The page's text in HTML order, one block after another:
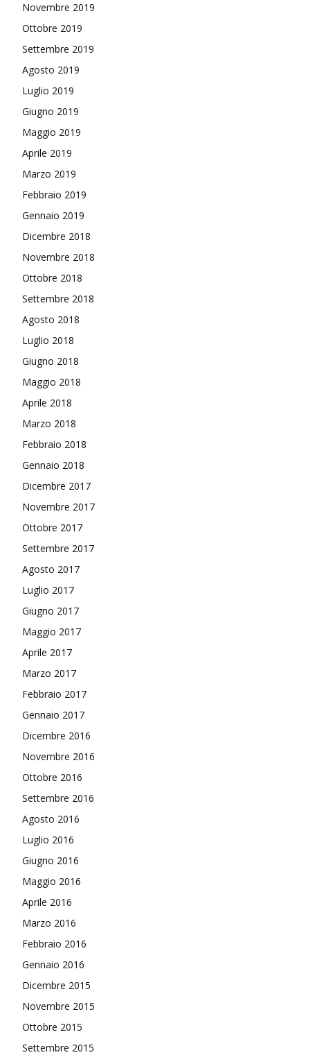
Novembre 2019
Ottobre 2019
Settembre 2019
Agosto 2019
Luglio 2019
Giugno 2019
Maggio 2019
Aprile 2019
Marzo 2019
Febbraio 2019
Gennaio 2019
Dicembre 2018
Novembre 2018
Ottobre 2018
Settembre 2018
Agosto 2018
Luglio 2018
Giugno 2018
Maggio 2018
Aprile 2018
Marzo 2018
Febbraio 2018
Gennaio 2018
Dicembre 2017
Novembre 2017
Ottobre 2017
Settembre 2017
Agosto 2017
Luglio 2017
Giugno 2017
Maggio 2017
Aprile 2017
Marzo 2017
Febbraio 2017
Gennaio 2017
Dicembre 2016
Novembre 2016
Ottobre 2016
Settembre 2016
Agosto 2016
Luglio 2016
Giugno 2016
Maggio 2016
Aprile 2016
Marzo 2016
Febbraio 2016
Gennaio 2016
Dicembre 2015
Novembre 2015
Ottobre 2015
Settembre 2015